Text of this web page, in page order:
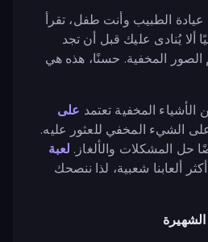
الطبيب وأنت طفل، تقرأ
ألا يُنادى عليك قبل أن تجد
المخفية. حسنًا، هذه هي
المخفية تعتمد على
الشيء المخفي للعثور عليه.
حل المشكلات والألغاز. لعبة
ألعابنا شعبية، لذا ننصحك